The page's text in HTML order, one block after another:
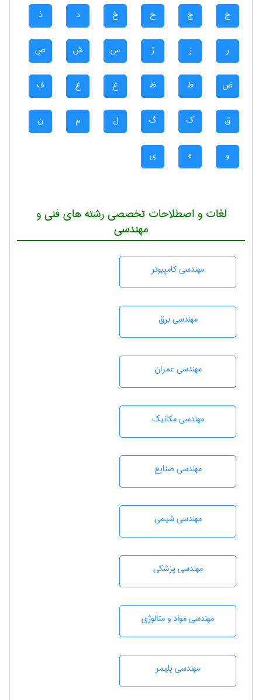
ج چ ح خ د ذ
ر ز ژ س ش ص
ض ط ظ ع غ ف
ق ک گ ل م ن
و ه ی
لغات و اصطلاحات تخصصی رشته های فنی و
مهندسی
مهندسی كامپيوتر
مهندسی برق
مهندسی عمران
مهندسی مکانیک
مهندسی صنايع
مهندسي شيمی
مهندسی پزشکی
مهندسی مواد و متالوژی
مهندسی پليمر